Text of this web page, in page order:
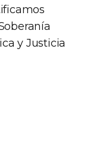
y Justicia